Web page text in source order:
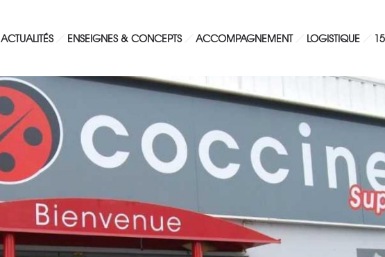
ACTUALITÉS ENSEIGNES & CONCEPTS ACCOMPAGNEMENT LOGISTIQUE